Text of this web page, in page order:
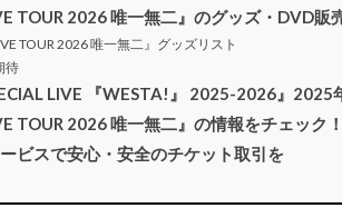
TOUR 2026 唯一無二』のグッズ・DVD販
TOUR 2026 唯一無二』グッズリスト
待
LIVE 『WESTA!』 2025-2026』
TOUR 2026 唯一無二』の情報をチェック！
ビスで安心・安全のチケット取引を